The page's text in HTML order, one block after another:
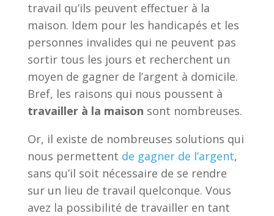
travail qu’ils peuvent effectuer à la
maison. Idem pour les handicapés et les
personnes invalides qui ne peuvent pas
sortir tous les jours et recherchent un
moyen de gagner de l’argent à domicile.
Bref, les raisons qui nous poussent à
travailler à la maison sont nombreuses.
Or, il existe de nombreuses solutions qui
nous permettent de gagner de l’argent,
sans qu’il soit nécessaire de se rendre
sur un lieu de travail quelconque. Vous
avez la possibilité de travailler en tant